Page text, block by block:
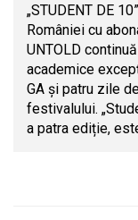
„STUDENT DE
României cu
UNTOLD
academice
GA și patru zile
festivalului.
a patra ediție,